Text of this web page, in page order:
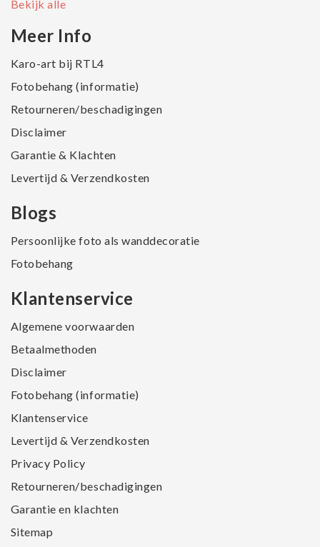
Bekijk alle
Meer Info
Karo-art bij RTL4
Fotobehang (informatie)
Retourneren/beschadigingen
Disclaimer
Garantie & Klachten
Levertijd & Verzendkosten
Blogs
Persoonlijke foto als wanddecoratie
Fotobehang
Klantenservice
Algemene voorwaarden
Betaalmethoden
Disclaimer
Fotobehang (informatie)
Klantenservice
Levertijd & Verzendkosten
Privacy Policy
Retourneren/beschadigingen
Garantie en klachten
Sitemap